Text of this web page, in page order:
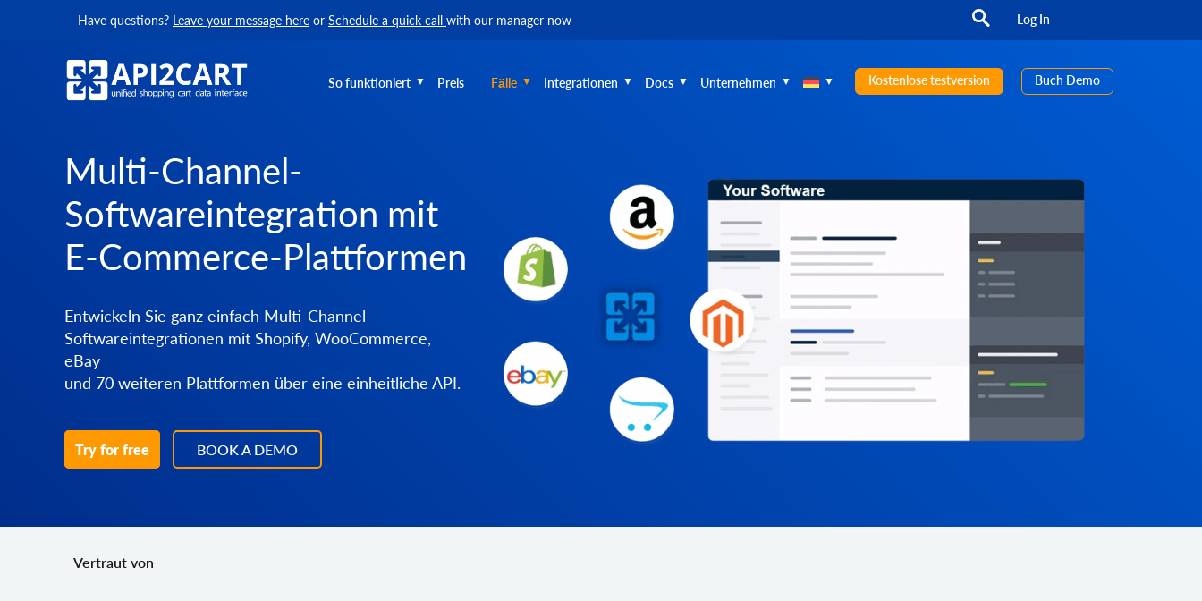
Have questions? Leave your message here or Schedule a quick call with our manager now Log In
So funktioniert Preis Fälle Integrationen Docs Unternehmen Kostenlose testversion Buch Demo
Multi-Channel-
Softwareintegration mit
E-Commerce-Plattformen
Entwickeln Sie ganz einfach Multi-Channel-
Softwareintegrationen mit Shopify, WooCommerce,
eBay
und 70 weiteren Plattformen über eine einheitliche API.
Try for free BOOK A DEMO
Vertraut von